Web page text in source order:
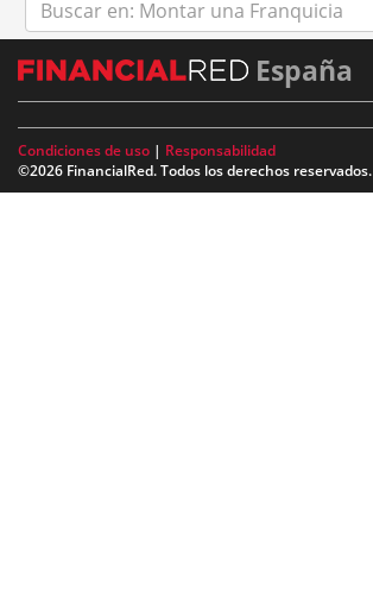
en:
España
Condiciones de uso | Responsabilidad
©2026 FinancialRed. Todos los derechos reservados.